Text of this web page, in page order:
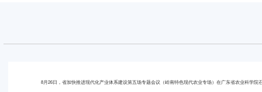
8月26日，省加快推进现代化产业体系建设第五场专题会议（岭南特色现代农业专场）在广东省农业科学